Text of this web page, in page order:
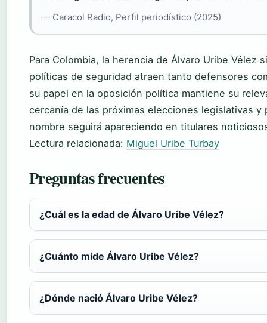
— Caracol Radio, Perfil periodístico (2025)
Para Colombia, la herencia de Álvaro Uribe Vélez
políticas de seguridad atraen tanto defensores
su papel en la oposición política mantiene su
cercanía de las próximas elecciones legislativas y
nombre seguirá apareciendo en titulares
Lectura relacionada: Miguel Uribe Turbay
Preguntas frecuentes
¿Cuál es la edad de Álvaro Uribe Vélez?
¿Cuánto mide Álvaro Uribe Vélez?
¿Dónde nació Álvaro Uribe Vélez?